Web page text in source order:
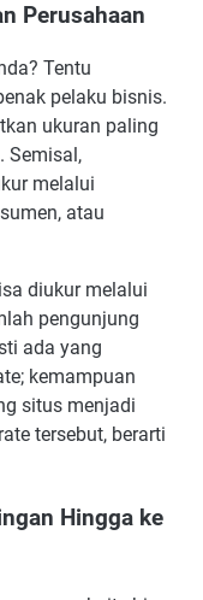
Perusahaan
Tentu
pelaku bisnis.
ukuran paling
Semisal,
melalui
atau
diukur melalui
pengunjung
ada yang
kemampuan
situs menjadi
tersebut, berarti
Hingga ke